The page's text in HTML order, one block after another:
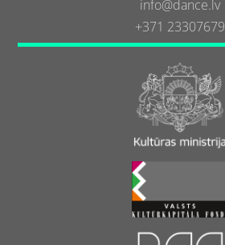
info@dance.lv
+371 23307679